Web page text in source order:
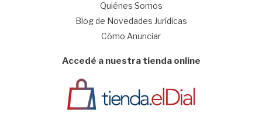
Quiénes Somos
Blog de Novedades Jurídicas
Cómo Anunciar
Accedé a nuestra tienda online